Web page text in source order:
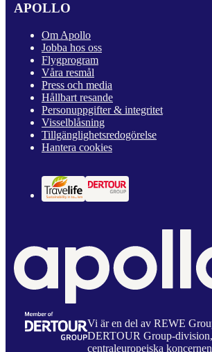
APOLLO
Om Apollo
Jobba hos oss
Flygprogram
Våra resmål
Press och media
Hållbart resande
Personuppgifter & integritet
Visselblåsning
Tillgänglighetsredogörelse
Hantera cookies
Vi är en del av REWE
DERTOUR Group-division,
centraleuropeiska